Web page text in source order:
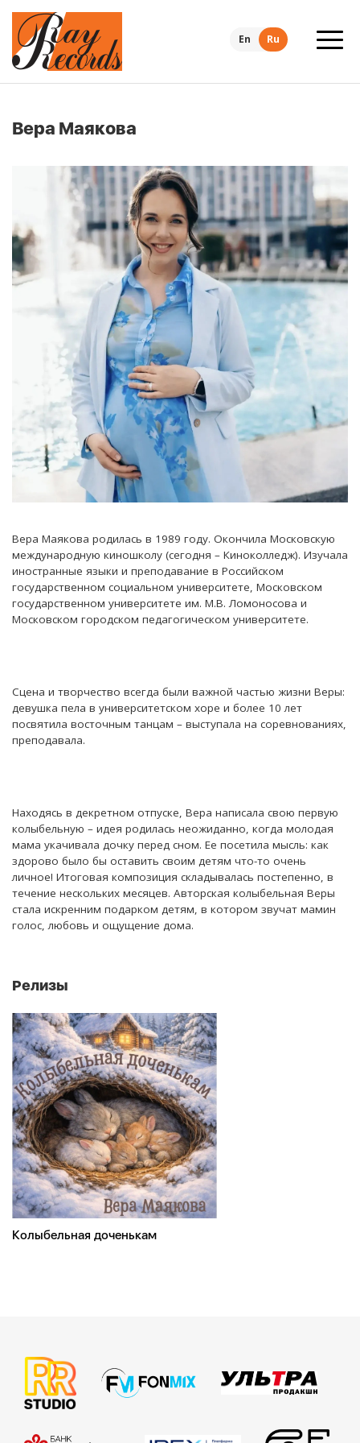
En Ru
Вера Маякова
Вера Маякова родилась в 1989 году. Окончила Московскую
международную киношколу (сегодня – Киноколледж). Изучала
иностранные языки и преподавание в Российском
государственном социальном университете, Московском
государственном университете им. М.В. Ломоносова и
Московском городском педагогическом университете.
Сцена и творчество всегда были важной частью жизни Веры:
девушка пела в университетском хоре и более 10 лет
посвятила восточным танцам – выступала на соревнованиях,
преподавала.
Находясь в декретном отпуске, Вера написала свою первую
колыбельную – идея родилась неожиданно, когда молодая
мама укачивала дочку перед сном. Ее посетила мысль: как
здорово было бы оставить своим детям что-то очень
личное! Итоговая композиция складывалась постепенно, в
течение нескольких месяцев. Авторская колыбельная Веры
стала искренним подарком детям, в котором звучат мамин
голос, любовь и ощущение дома.
Релизы
Колыбельная доченькам